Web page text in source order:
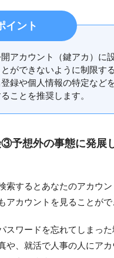
イント
アカウント（鍵アカ）に
ができないように制限す
録や個人情報の特定など
ことを推奨します。
予想外の事態に発展
索するとあなたのアカウ
アカウントを見ることがで
スワードを忘れてしまっ
や、就活で人事の人にア